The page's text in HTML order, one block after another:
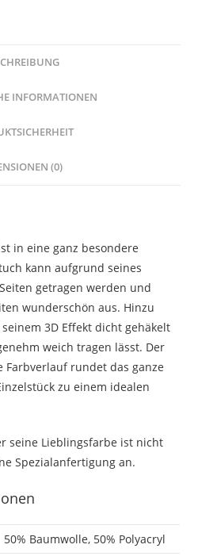
INFORMATIONEN
(0)
in eine ganz besondere
kann aufgrund seines
getragen werden und
wunderschön aus. Hinzu
3D Effekt dicht gehäkelt
weich tragen lässt. Der
rundet das ganze
zu einem idealen
seine Lieblingsfarbe ist nicht
Spezialanfertigung an.
50% Baumwolle, 50% Polyacryl